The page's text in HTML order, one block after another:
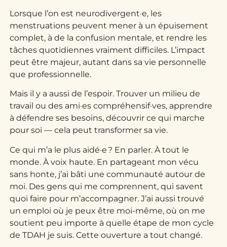
Lorsque l’on est neurodivergent·e, les
menstruations peuvent mener à un épuisement
complet, à de la confusion mentale, et rendre les
tâches quotidiennes vraiment difficiles. L’impact
peut être majeur, autant dans sa vie personnelle
que professionnelle.
Mais il y a aussi de l’espoir. Trouver un milieu de
travail ou des ami·es compréhensif·ves, apprendre
à défendre ses besoins, découvrir ce qui marche
pour soi — cela peut transformer sa vie.
Ce qui m’a le plus aidé·e ? En parler. À tout le
monde. À voix haute. En partageant mon vécu
sans honte, j’ai bâti une communauté autour de
moi. Des gens qui me comprennent, qui savent
quoi faire pour m’accompagner. J’ai aussi trouvé
un emploi où je peux être moi-même, où on me
soutient peu importe à quelle étape de mon cycle
de TDAH je suis. Cette ouverture a tout changé.